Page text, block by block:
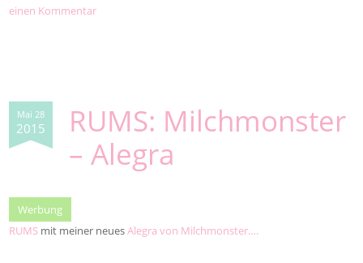
einen Kommentar
Mai 28
2015
RUMS: Milchmonster
– Alegra
Werbung
RUMS mit meiner neuesAlegra von Milchmonster….